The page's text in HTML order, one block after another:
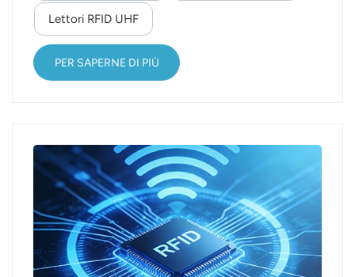
diversi ambienti difficili e garantisce un'eccellente
efficacia di riconoscimento. Il processo di
identificazione RFID non richiede intervento
manuale ed è quindi adatto alla realizzazione di
Lettori RFID UHF
PER SAPERNE DI PIÙ